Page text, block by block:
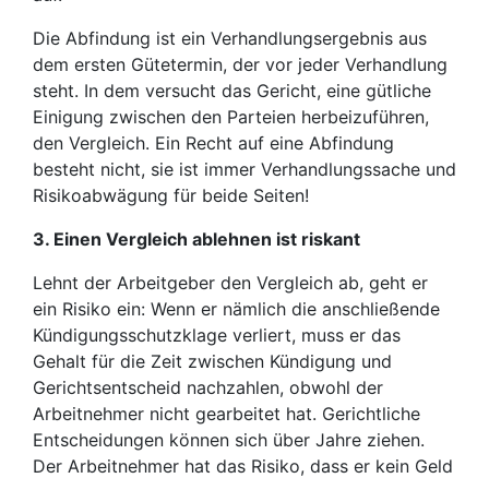
Die Abfindung ist ein Verhandlungsergebnis aus
dem ersten Gütetermin, der vor jeder Verhandlung
steht. In dem versucht das Gericht, eine gütliche
Einigung zwischen den Parteien herbeizuführen,
den Vergleich. Ein Recht auf eine Abfindung
besteht nicht, sie ist immer Verhandlungssache und
Risikoabwägung für beide Seiten!
3. Einen Vergleich ablehnen ist riskant
Lehnt der Arbeitgeber den Vergleich ab, geht er
ein Risiko ein: Wenn er nämlich die anschließende
Kündigungsschutzklage verliert, muss er das
Gehalt für die Zeit zwischen Kündigung und
Gerichtsentscheid nachzahlen, obwohl der
Arbeitnehmer nicht gearbeitet hat. Gerichtliche
Entscheidungen können sich über Jahre ziehen.
Der Arbeitnehmer hat das Risiko, dass er kein Geld